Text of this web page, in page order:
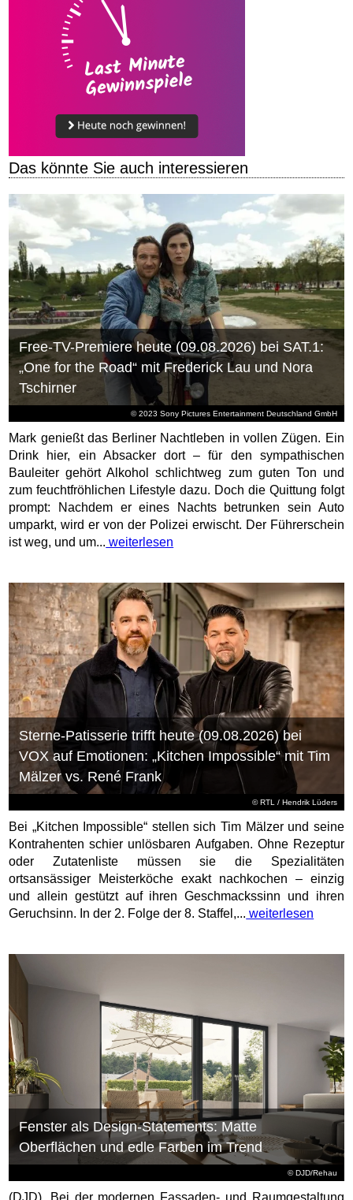
Das könnte Sie auch interessieren
© 2023 Sony Pictures Entertainment Deutschland GmbH
Free-TV-Premiere heute (09.08.2026) bei SAT.1:
„One for the Road“ mit Frederick Lau und Nora
Tschirner
Mark genießt das Berliner Nachtleben in vollen Zügen. Ein
Drink hier, ein Absacker dort – für den sympathischen
Bauleiter gehört Alkohol schlichtweg zum guten Ton und
zum feuchtfröhlichen Lifestyle dazu. Doch die Quittung folgt
prompt: Nachdem er eines Nachts betrunken sein Auto
umparkt, wird er von der Polizei erwischt. Der Führerschein
ist weg, und um... weiterlesen
©RTL / Hendrik Lüders
Sterne-Patisserie trifft heute (09.08.2026) bei
VOX auf Emotionen: „Kitchen Impossible“ mit Tim
Mälzer vs. René Frank
Bei „Kitchen Impossible“ stellen sich Tim Mälzer und seine
Kontrahenten schier unlösbaren Aufgaben. Ohne Rezeptur
oder Zutatenliste müssen sie die Spezialitäten
ortsansässiger Meisterköche exakt nachkochen – einzig
und allein gestützt auf ihren Geschmackssinn und ihren
Geruchsinn. In der 2. Folge der 8. Staffel,... weiterlesen
© DJD/Rehau
Fenster als Design-Statements: Matte
Oberflächen und edle Farben im Trend